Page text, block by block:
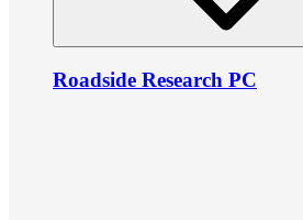
Roadside Research PC